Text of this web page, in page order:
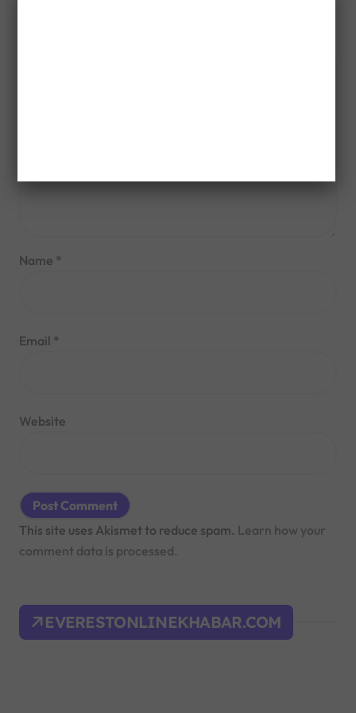
Name *
Email *
Website
This site uses Akismet to reduce spam. Learn how your
comment data is processed.
EVERESTONLINEKHABAR.COM